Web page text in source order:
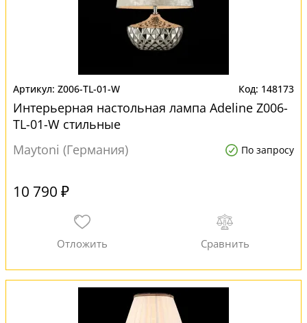
Z006-TL-01-W 148173
Интерьерная настольная лампа Adeline Z006-
TL-01-W стильные
Maytoni (Германия)
По запросу
10 790 ₽